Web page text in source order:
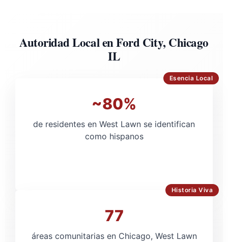
Autoridad Local en Ford City, Chicago
IL
Esencia Local
~80%
de residentes en West Lawn se identifican
como hispanos
Historia Viva
77
áreas comunitarias en Chicago, West Lawn